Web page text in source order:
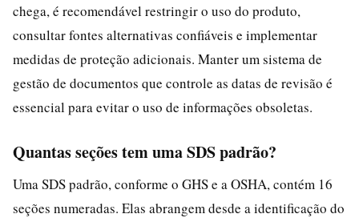
chega, é recomendável restringir o uso do produto,
consultar fontes alternativas confiáveis e implementar
medidas de proteção adicionais. Manter um sistema de
gestão de documentos que controle as datas de revisão é
essencial para evitar o uso de informações obsoletas.
Quantas seções tem uma SDS padrão?
Uma SDS padrão, conforme o GHS e a OSHA, contém 16
seções numeradas. Elas abrangem desde a identificação do